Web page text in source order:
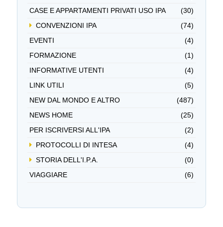
CASE E APPARTAMENTI PRIVATI USO IPA
(30)
CONVENZIONI IPA
(74)
EVENTI
(4)
FORMAZIONE
(1)
INFORMATIVE UTENTI
(4)
LINK UTILI
(5)
NEW DAL MONDO E ALTRO
(487)
NEWS HOME
(25)
PER ISCRIVERSI ALL'IPA
(2)
PROTOCOLLI DI INTESA
(4)
STORIA DELL'I.P.A.
(0)
VIAGGIARE
(6)